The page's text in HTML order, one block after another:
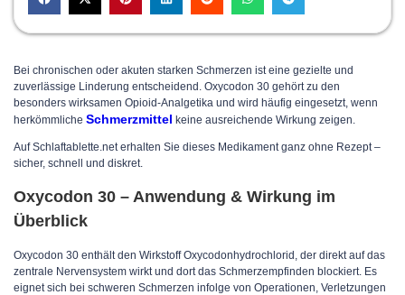
Bei chronischen oder akuten starken Schmerzen ist eine gezielte und
zuverlässige Linderung entscheidend. Oxycodon 30 gehört zu den
besonders wirksamen Opioid-Analgetika und wird häufig eingesetzt, wenn
herkömmliche Schmerzmittel keine ausreichende Wirkung zeigen.
Auf Schlaftablette.net erhalten Sie dieses Medikament ganz ohne Rezept –
sicher, schnell und diskret.
Oxycodon 30 – Anwendung & Wirkung im
Überblick
Oxycodon 30 enthält den Wirkstoff Oxycodonhydrochlorid, der direkt auf das
zentrale Nervensystem wirkt und dort das Schmerzempfinden blockiert. Es
eignet sich bei schweren Schmerzen infolge von Operationen, Verletzungen